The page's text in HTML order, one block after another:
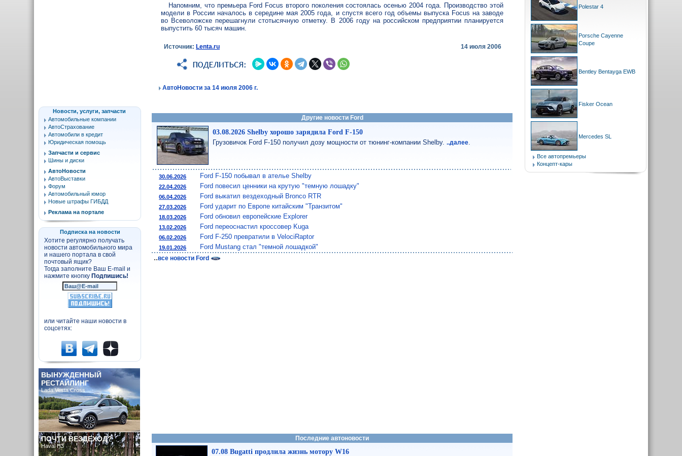
Напомним, что премьера Ford Focus второго поколения состоялась осенью 2004 года. Производство этой
модели в России началось в середине мая 2005 года, и спустя всего год объемы выпуска Focus на заводе
во Всеволожске перешагнули стотысячную отметку. В 2006 году на российском предприятии планируется
выпустить 60 тысяч машин.
Источник:Lenta.ru 14 июля 2006
АвтоНовости за 14 июля 2006 г.
Другие новости Ford
03.08.2026 Shelby хорошо зарядила Ford F-150
Грузовичок Ford F-150 получил дозу мощности от тюнинг-компании Shelby...далее
30.06.2026 Ford F-150 побывал в ателье Shelby
22.04.2026 Ford повесил ценники на крутую "темную лошадку"
06.04.2026 Ford выкатил вездеходный Bronco RTR
27.03.2026 Ford ударит по Европе китайским "Транзитом"
18.03.2026 Ford обновил европейские Explorer
13.02.2026 Ford переоснастил кроссовер Kuga
06.02.2026 Ford F-250 превратили в VelociRaptor
19.01.2026 Ford Mustang стал "темной лошадкой"
..все новости Ford
Последние автоновости
07.08 Bugatti продлила жизнь мотору W16
Новости, услуги, запчасти
Автомобильные компании
АвтоСтрахование
Автомобили в кредит
Юридическая помощь
Запчасти и сервис
Шины и диски
АвтоНовости
АвтоВыставки
Форум
Автомобильный юмор
Новые штрафы ГИБДД
Реклама на портале
Подписка на новости
Хотите регулярно получать
новости автомобильного мира
и нашего портала в свой
почтовый ящик?
Тогда заполните Ваш E-mail и
нажмите кнопку Подпишись!
или читайте наши новости в
соцсетях:
ВЫНУЖДЕННЫЙ
РЕСТАЙЛИНГ
Lada Vesta Cross
ПОЧТИ ВЕЗДЕХОД?
Haval H3
Polestar 4
Porsche Cayenne
Coupe
Bentley Bentayga EWB
Fisker Ocean
Mercedes SL
Все автопремьеры
Концепт-кары